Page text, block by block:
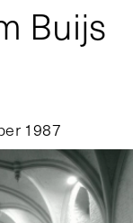
Buijs
1987